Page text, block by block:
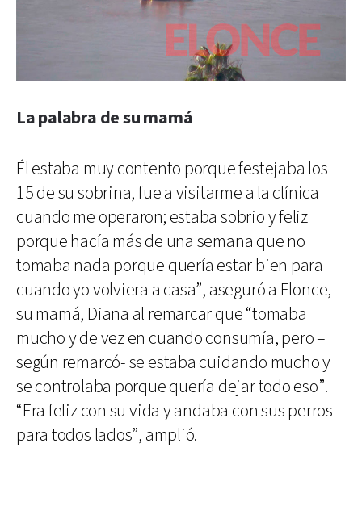
La palabra de su mamá
Él estaba muy contento porque festejaba los
15 de su sobrina, fue a visitarme a la clínica
cuando me operaron; estaba sobrio y feliz
porque hacía más de una semana que no
tomaba nada porque quería estar bien para
cuando yo volviera a casa”, aseguró a Elonce,
su mamá, Diana al remarcar que “tomaba
mucho y de vez en cuando consumía, pero –
según remarcó- se estaba cuidando mucho y
se controlaba porque quería dejar todo eso”.
“Era feliz con su vida y andaba con sus perros
para todos lados”, amplió.